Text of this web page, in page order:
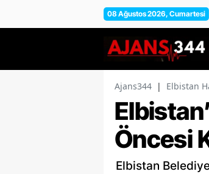
08 Ağustos 2026, Cumartesi
Ajans344 | Elbistan
Öncesi
Elbistan